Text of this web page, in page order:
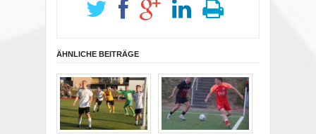
ÄHNLICHE BEITRÄGE